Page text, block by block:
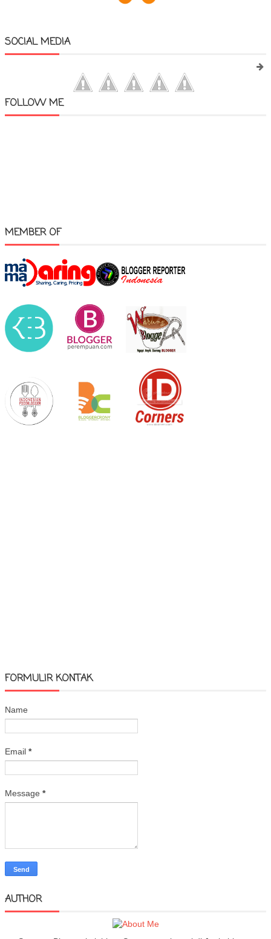
SOCIAL MEDIA
FOLLOW ME
MEMBER OF
FORMULIR KONTAK
Name
Email *
Message *
AUTHOR